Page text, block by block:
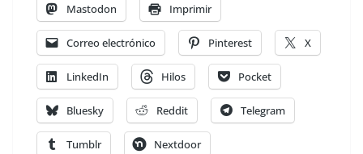
Mastodon Imprimir
Correo electrónico Pinterest X
LinkedIn Hilos Pocket
Bluesky Reddit Telegram
Tumblr Nextdoor